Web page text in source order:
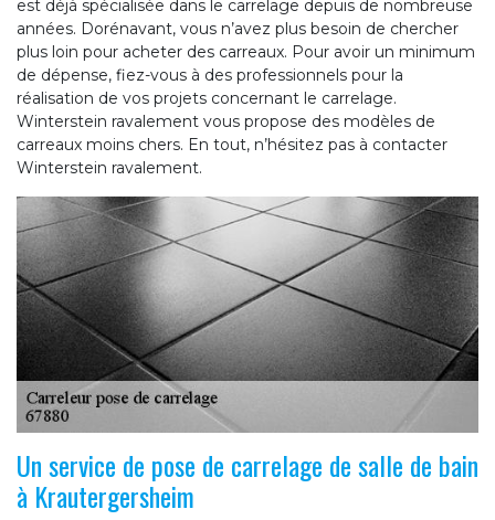
est déjà spécialisée dans le carrelage depuis de nombreuse
années. Dorénavant, vous n’avez plus besoin de chercher
plus loin pour acheter des carreaux. Pour avoir un minimum
de dépense, fiez-vous à des professionnels pour la
réalisation de vos projets concernant le carrelage.
Winterstein ravalement vous propose des modèles de
carreaux moins chers. En tout, n’hésitez pas à contacter
Winterstein ravalement.
Un service de pose de carrelage de salle de bain
à Krautergersheim